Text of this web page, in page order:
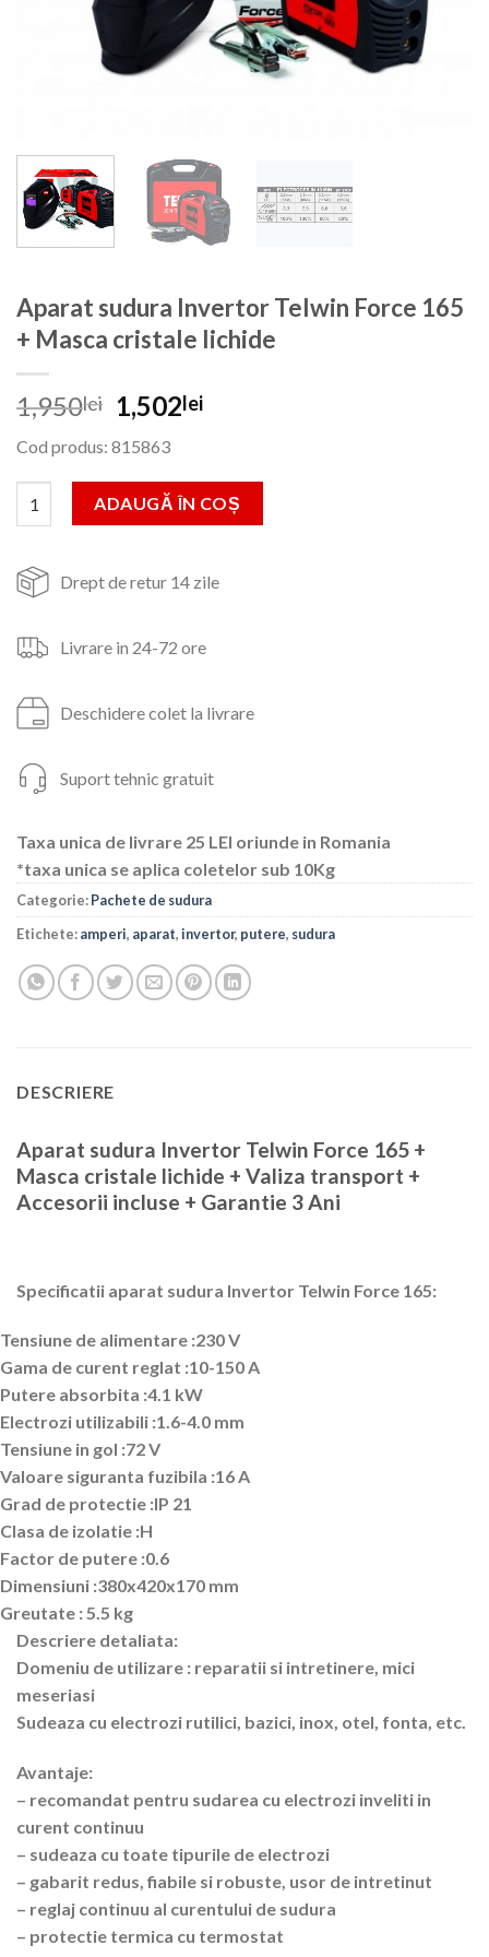
Aparat sudura Invertor Telwin Force 165
+ Masca cristale lichide
1,950lei
Prețul
inițial
a
fost:
1,950lei.
1,502leiPrețul
1,502lei.
Cod produs: 815863
Cantitate Aparat sudura Invertor Telwin Force 165 + Masca
ADAUGĂ ÎN COȘ
Drept de retur 14 zile
Livrare in 24-72 ore
Deschidere colet la livrare
Suport tehnic gratuit
Taxa unica de livrare 25 LEI oriunde in Romania
*taxa unica se aplica coletelor sub 10Kg
Categorie:Pachete de sudura
Etichete:amperi, aparat,invertor, putere, sudura
DESCRIERE
Aparat sudura Invertor Telwin Force 165 +
Masca cristale lichide + Valiza transport +
Accesorii incluse + Garantie 3 Ani
Specificatii aparat sudura Invertor Telwin Force 165:
Tensiune de alimentare :230 V
Gama de curent reglat :10-150 A
Putere absorbita :4.1 kW
Electrozi utilizabili :1.6-4.0 mm
Tensiune in gol :72 V
Valoare siguranta fuzibila :16 A
Grad de protectie :IP 21
Clasa de izolatie :H
Factor de putere :0.6
Dimensiuni :380x420x170 mm
Greutate : 5.5 kg
Descriere detaliata:
Domeniu de utilizare : reparatii si intretinere, mici
meseriasi
Sudeaza cu electrozi rutilici, bazici, inox, otel, fonta, etc.
Avantaje:
– recomandat pentru sudarea cu electrozi inveliti in
curent continuu
– sudeaza cu toate tipurile de electrozi
– gabarit redus, fiabile si robuste, usor de intretinut
– reglaj continuu al curentului de sudura
– protectie termica cu termostat